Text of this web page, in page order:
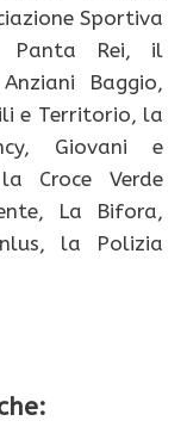
Sportiva
Panta Rei, il
Baggio,
e Territorio, la
Giovani e
Croce Verde
La Bifora,
la Polizia